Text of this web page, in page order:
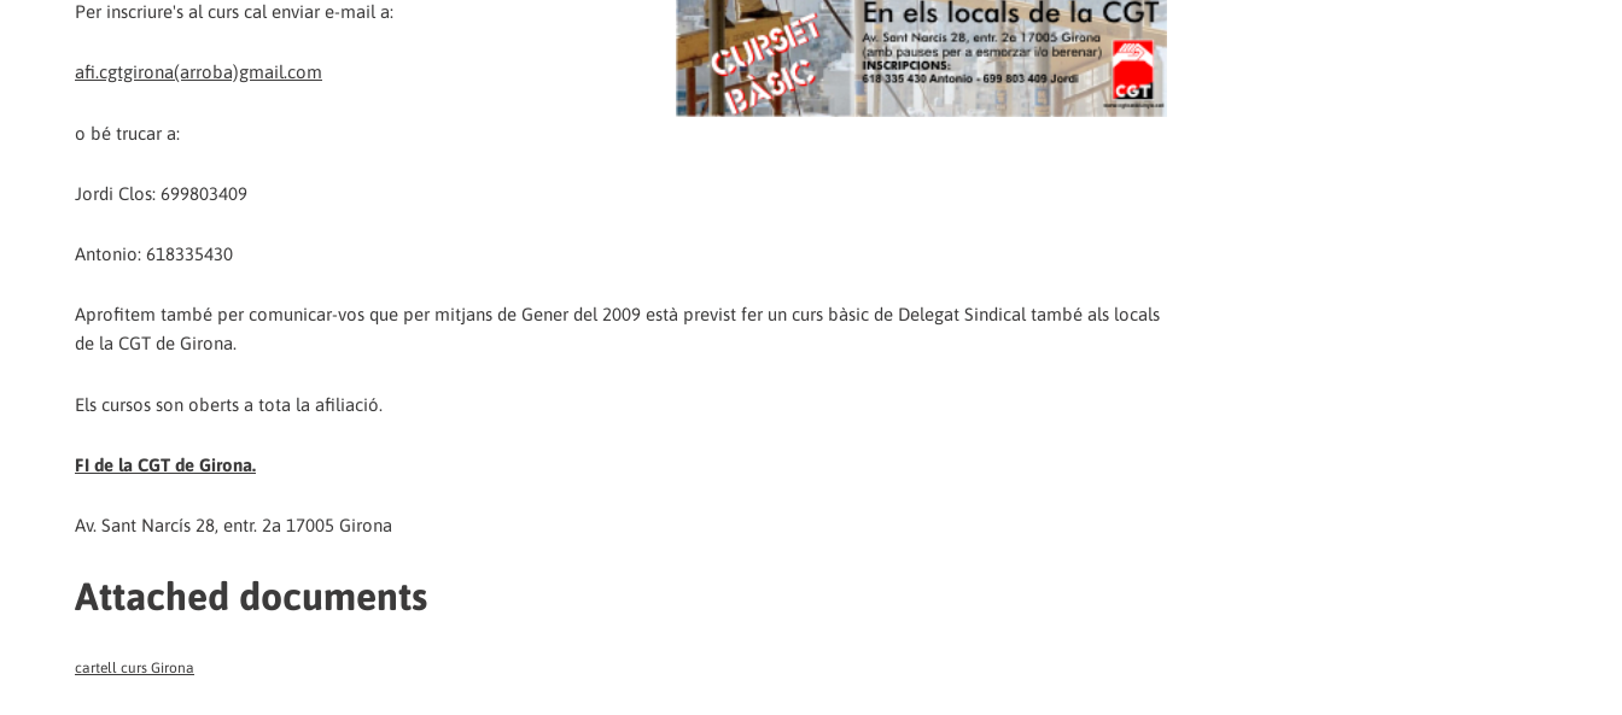
Per inscriure's al curs cal enviar e-mail a:
afi.cgtgirona(arroba)gmail.com
o bé trucar a:
Jordi Clos: 699803409
Antonio: 618335430
Aprofitem també per comunicar-vos que per mitjans de Gener del 2009 està previst fer un curs bàsic de Delegat Sindical també als locals
de la CGT de Girona.
Els cursos son oberts a tota la afiliació.
FI de la CGT de Girona.
Av. Sant Narcís 28, entr. 2a 17005 Girona
Attached documents
cartell curs Girona